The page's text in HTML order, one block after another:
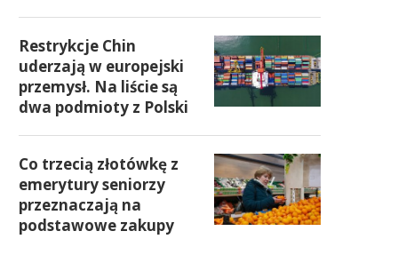
Restrykcje Chin
uderzają w europejski
przemysł. Na liście są
dwa podmioty z Polski
Co trzecią złotówkę z
emerytury seniorzy
przeznaczają na
podstawowe zakupy